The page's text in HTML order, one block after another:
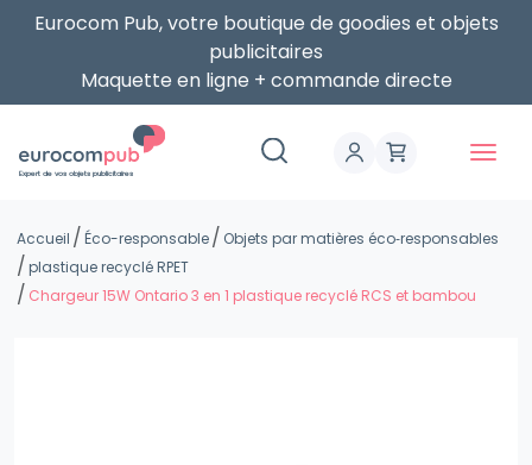
Eurocom Pub, votre boutique de goodies et objets
publicitaires
Maquette en ligne + commande directe
Expert de vos objets publicitaires
Accueil Éco-responsable
Objets par matières éco‑responsables
plastique recyclé RPET
Chargeur 15W Ontario 3 en 1 plastique recyclé RCS et bambou